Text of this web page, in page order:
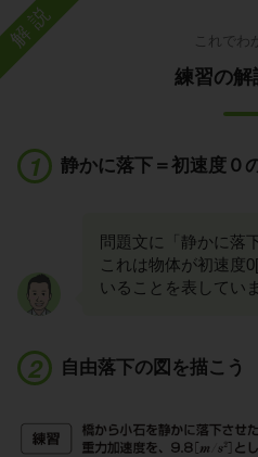
解説 これでわ
練習の解
静かに落下＝初速度０
問題文に「静かに落
これは物体が初速度
いることを表してい
自由落下の図を描こう